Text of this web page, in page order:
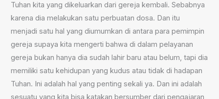
Tuhan kita yang dikeluarkan dari gereja kembali. Sebabnya
karena dia melakukan satu perbuatan dosa. Dan itu
menjadi satu hal yang diumumkan di antara para pemimpin
gereja supaya kita mengerti bahwa di dalam pelayanan
gereja bukan hanya dia sudah lahir baru atau belum, tapi dia
memiliki satu kehidupan yang kudus atau tidak di hadapan
Tuhan. Ini adalah hal yang penting sekali ya. Dan ini adalah
sesuatu yang kita bisa katakan bersumber dari pengajaran